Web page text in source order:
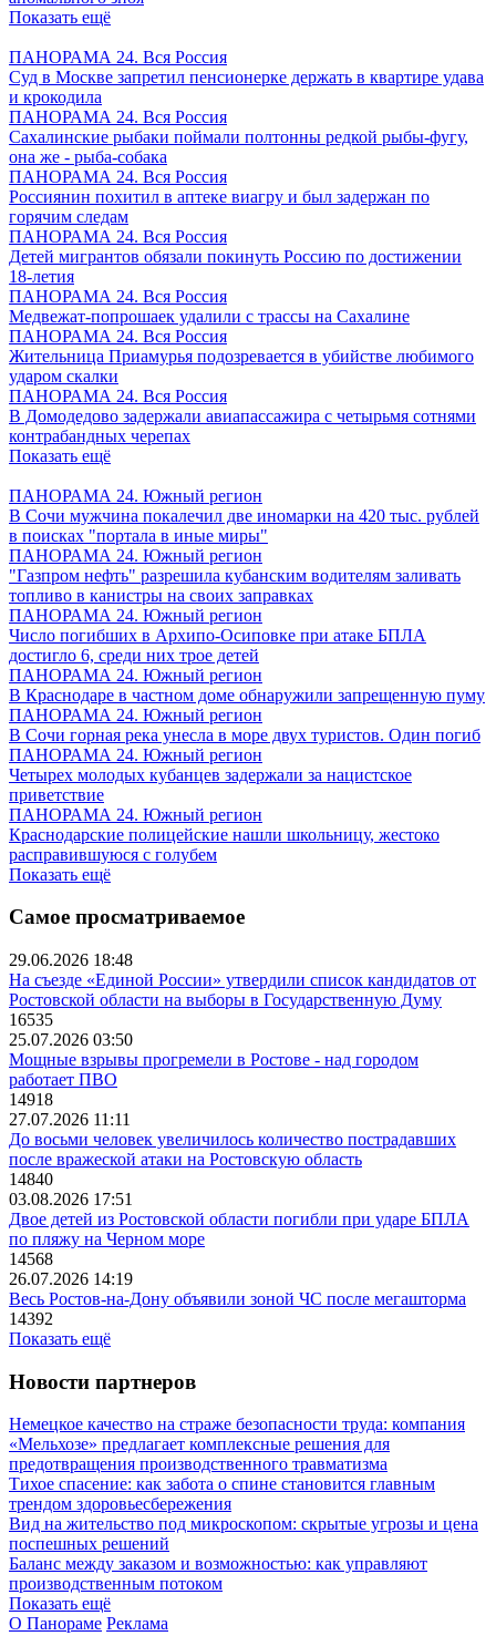
Показать ещё
ПАНОРАМА 24. Вся Россия
Суд в Москве запретил пенсионерке держать в квартире удава
и крокодила
ПАНОРАМА 24. Вся Россия
Сахалинские рыбаки поймали полтонны редкой рыбы-фугу,
она же - рыба-собака
ПАНОРАМА 24. Вся Россия
Россиянин похитил в аптеке виагру и был задержан по
горячим следам
ПАНОРАМА 24. Вся Россия
Детей мигрантов обязали покинуть Россию по достижении
18-летия
ПАНОРАМА 24. Вся Россия
Медвежат-попрошаек удалили с трассы на Сахалине
ПАНОРАМА 24. Вся Россия
Жительница Приамурья подозревается в убийстве любимого
ударом скалки
ПАНОРАМА 24. Вся Россия
В Домодедово задержали авиапассажира с четырьмя сотнями
контрабандных черепах
Показать ещё
ПАНОРАМА 24. Южный регион
В Сочи мужчина покалечил две иномарки на 420 тыс. рублей
в поисках "портала в иные миры"
ПАНОРАМА 24. Южный регион
"Газпром нефть" разрешила кубанским водителям заливать
топливо в канистры на своих заправках
ПАНОРАМА 24. Южный регион
Число погибших в Архипо-Осиповке при атаке БПЛА
достигло 6, среди них трое детей
ПАНОРАМА 24. Южный регион
В Краснодаре в частном доме обнаружили запрещенную пуму
ПАНОРАМА 24. Южный регион
В Сочи горная река унесла в море двух туристов. Один погиб
ПАНОРАМА 24. Южный регион
Четырех молодых кубанцев задержали за нацистское
приветствие
ПАНОРАМА 24. Южный регион
Краснодарские полицейские нашли школьницу, жестоко
расправившуюся с голубем
Показать ещё
Самое просматриваемое
29.06.2026 18:48
На съезде «Единой России» утвердили список кандидатов от
Ростовской области на выборы в Государственную Думу
16535
25.07.2026 03:50
Мощные взрывы прогремели в Ростове - над городом
работает ПВО
14918
27.07.2026 11:11
До восьми человек увеличилось количество пострадавших
после вражеской атаки на Ростовскую область
14840
03.08.2026 17:51
Двое детей из Ростовской области погибли при ударе БПЛА
по пляжу на Черном море
14568
26.07.2026 14:19
Весь Ростов-на-Дону объявили зоной ЧС после мегашторма
14392
Показать ещё
Новости партнеров
Немецкое качество на страже безопасности труда: компания
«Мельхозе» предлагает комплексные решения для
предотвращения производственного травматизма
Тихое спасение: как забота о спине становится главным
трендом здоровьесбережения
Вид на жительство под микроскопом: скрытые угрозы и цена
поспешных решений
Баланс между заказом и возможностью: как управляют
производственным потоком
Показать ещё
О Панораме Реклама